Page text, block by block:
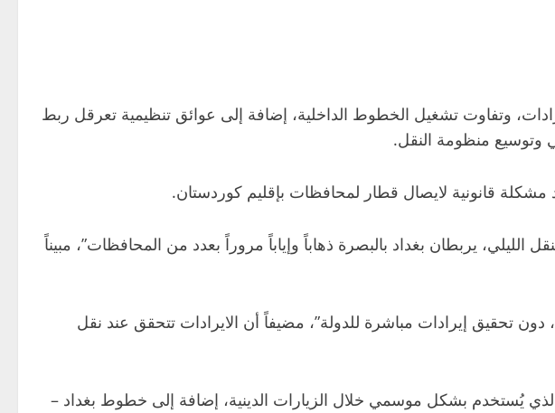
وتفاوت تشغيل الخطوط الداخلية، إضافة إلى عوائق تنظيمية تعرقل ربط
وتوسيع منظومة النقل.
مشكلة قانونية لايصال قطار لمحافظات بإقليم كوردستان.
يربطان بغداد بالبصرة ذهاباً وإياباً مروراً بعدد من المحافظات”، مبيناً
إيرادات مباشرة للدولة”، مضيفاً أن الايرادات تتحقق عند نقل
يُستخدم بشكل موسمي خلال الزيارات الدينية، إضافة إلى خطوط بغداد –